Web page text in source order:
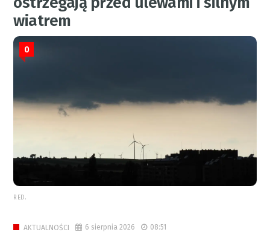
wiatrem
0
RED.
AKTUALNOŚCI 6 sierpnia 2026 08:51